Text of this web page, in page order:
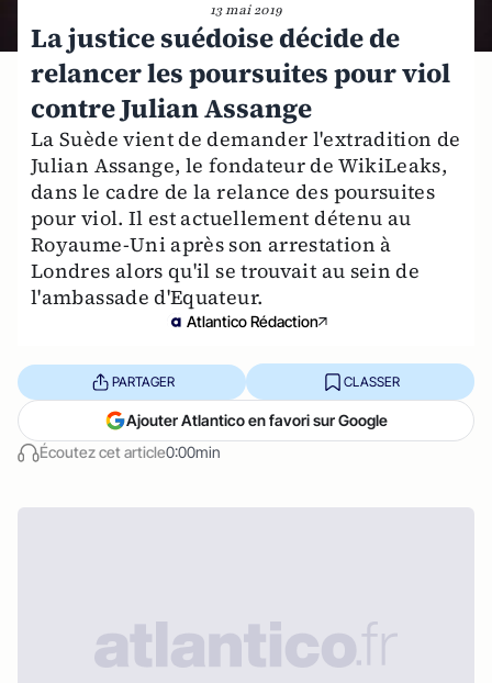
13 mai 2019
La justice suédoise décide de
relancer les poursuites pour viol
contre Julian Assange
La Suède vient de demander l'extradition de
Julian Assange, le fondateur de WikiLeaks,
dans le cadre de la relance des poursuites
pour viol. Il est actuellement détenu au
Royaume-Uni après son arrestation à
Londres alors qu'il se trouvait au sein de
l'ambassade d'Equateur.
Atlantico Rédaction
Écoutez cet article0:00min
PARTAGER CLASSER
Ajouter Atlantico en favori sur Google